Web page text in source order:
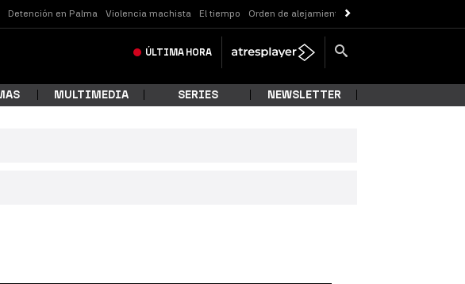
Detención en Palma Violencia machista El tiempo Orden de alejamiento
ÚLTIMA HORA
MULTIMEDIA SERIES NEWSLETTER